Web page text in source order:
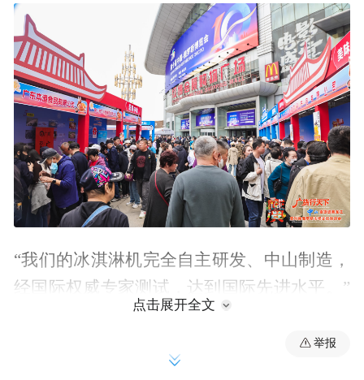
“我们的冰淇淋机完全自主研发、中山制造，
经国际权威专家测试，达到国际先进水平。”
在哈尔滨举行的“广货行天下·中山百货进黑
龙江”活动现场，卡比（中山）机械制造有限
公司（以下简称：卡比）总经理许立宁向凤
点击展开全文
举报